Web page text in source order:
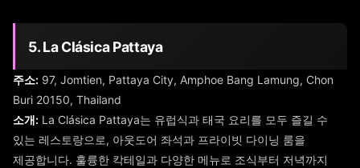
5. La Clásica Pattaya
주소: 97, Jomtien, Pattaya City, Amphoe Bang Lamung, Chon
Buri 20150, Thailand
소개: La Clásica Pattaya는 유럽식과 태국 요리를 모두 즐길 수
있는 레스토랑으로, 아웃도어 좌석과 프라이빗 다이닝 룸을
제공합니다. 훌륭한 칵테일과 다양한 메뉴로 조식부터 저녁까지